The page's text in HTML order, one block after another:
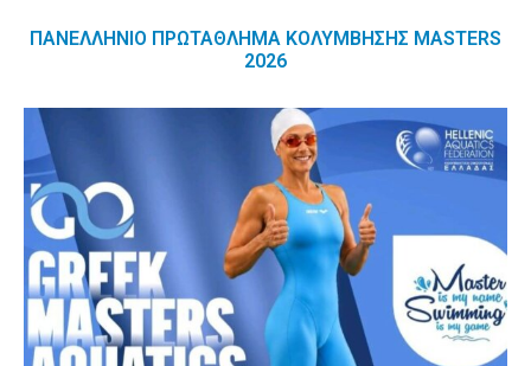
ΠΑΝΕΛΛΉΝΙΟ ΠΡΩΤΆΘΛΗΜΑ ΚΟΛΎΜΒΗΣΗΣ MASTERS
2026